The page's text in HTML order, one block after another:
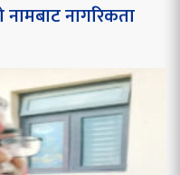
नागरिकता